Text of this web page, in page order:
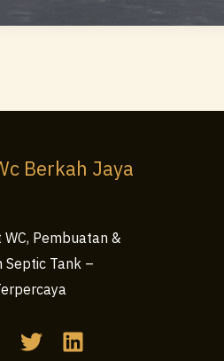
Berkah Jaya
WC, Pembuatan &
Septic Tank –